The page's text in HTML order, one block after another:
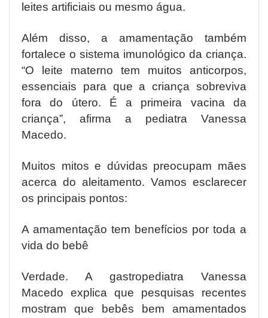
leites artificiais ou mesmo água.
Além disso, a amamentação também
fortalece o sistema imunológico da criança.
“O leite materno tem muitos anticorpos,
essenciais para que a criança sobreviva
fora do útero. É a primeira vacina da
criança”, afirma a pediatra Vanessa
Macedo.
Muitos mitos e dúvidas preocupam mães
acerca do aleitamento. Vamos esclarecer
os principais pontos:
A amamentação tem benefícios por toda a
vida do bebê
Verdade. A gastropediatra Vanessa
Macedo explica que pesquisas recentes
mostram que bebês bem amamentados